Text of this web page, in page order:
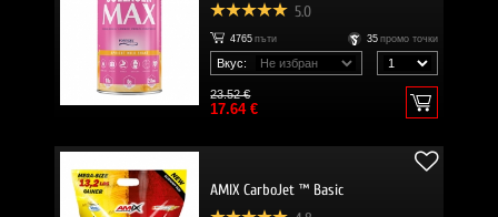
5.0
4765 пъти 35 промо точки
Вкус:
23.52 €
17.64 €
AMIX CarboJet ™ Basic